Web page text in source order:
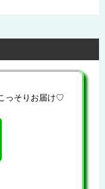
っそりお届け♡